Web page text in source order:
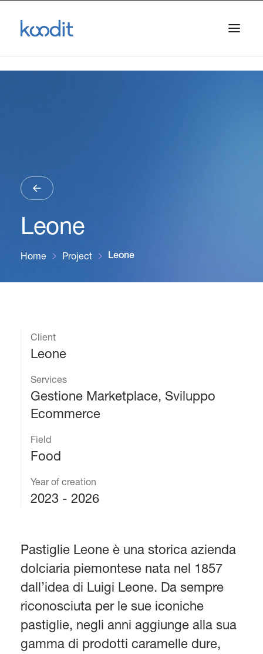
Leone
Home Project Leone
Pastiglie Leone è una storica azienda
dolciaria piemontese nata nel 1857
dall’idea di Luigi Leone. Da sempre
riconosciuta per le sue iconiche
pastiglie, negli anni aggiunge alla sua
gamma di prodotti caramelle dure,
Client
Leone
Services
Gestione Marketplace, Sviluppo
Ecommerce
Field
Food
Year of creation
2023 - 2026